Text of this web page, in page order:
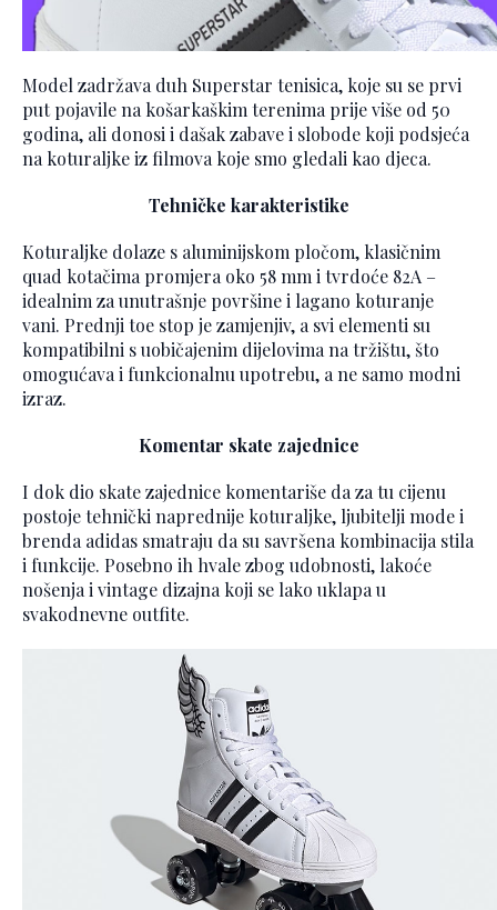
Model zadržava duh Superstar tenisica, koje su se prvi
put pojavile na košarkaškim terenima prije više od 50
godina, ali donosi i dašak zabave i slobode koji podsjeća
na koturaljke iz filmova koje smo gledali kao djeca.
Tehničke karakteristike
Koturaljke dolaze s aluminijskom pločom, klasičnim
quad kotačima promjera oko 58 mm i tvrdoće 82A –
idealnim za unutrašnje površine i lagano koturanje
vani. Prednji toe stop je zamjenjiv, a svi elementi su
kompatibilni s uobičajenim dijelovima na tržištu, što
omogućava i funkcionalnu upotrebu, a ne samo modni
izraz.
Komentar skate zajednice
I dok dio skate zajednice komentariše da za tu cijenu
postoje tehnički naprednije koturaljke, ljubitelji mode i
brenda adidas smatraju da su savršena kombinacija stila
i funkcije. Posebno ih hvale zbog udobnosti, lakoće
nošenja i vintage dizajna koji se lako uklapa u
svakodnevne outfite.